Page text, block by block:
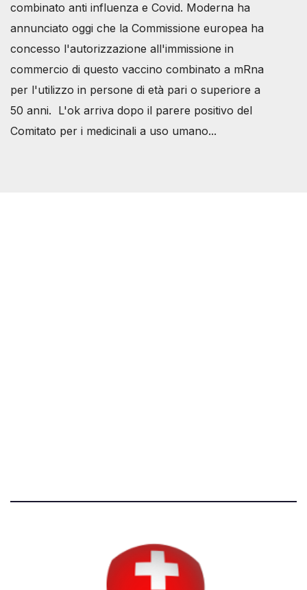
combinato anti influenza e Covid. Moderna ha
annunciato oggi che la Commissione europea ha
concesso l'autorizzazione all'immissione in
commercio di questo vaccino combinato a mRna
per l'utilizzo in persone di età pari o superiore a
50 anni. L'ok arriva dopo il parere positivo del
Comitato per i medicinali a uso umano...